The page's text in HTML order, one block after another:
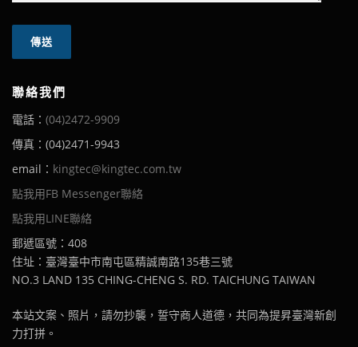
聯絡我們
電話： (04)2472-9909
傳真：(04)2471-9943
email： kingtec@kingtec.com.tw
點我用FB Messenger聯絡
點我用LINE聯絡
郵遞區號：408
住址：臺灣臺中市南屯區精誠南路135巷三號
NO.3 LAND 135 CHING-CHENG S. RD. TAICHUNG TAIWAN
本站文案、照片，請勿抄襲，誓守商人道德，共同為提昇臺灣新創
力打拼。